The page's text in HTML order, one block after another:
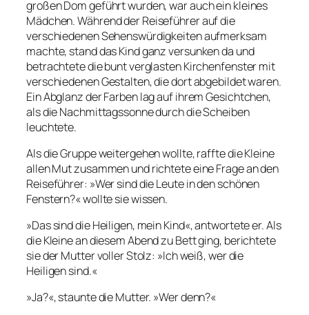
großen Dom geführt wurden, war auch ein kleines
Mädchen. Während der Reiseführer auf die
verschiedenen Sehenswürdigkeiten aufmerksam
machte, stand das Kind ganz versunken da und
betrachtete die bunt verglasten Kirchenfenster mit
verschiedenen Gestalten, die dort abgebildet waren.
Ein Abglanz der Farben lag auf ihrem Gesichtchen,
als die Nachmittagssonne durch die Scheiben
leuchtete.
Als die Gruppe weitergehen wollte, raffte die Kleine
allen Mut zusammen und richtete eine Frage an den
Reiseführer: »Wer sind die Leute in den schönen
Fenstern?« wollte sie wissen.
»Das sind die Heiligen, mein Kind«, antwortete er. Als
die Kleine an diesem Abend zu Bett ging, berichtete
sie der Mutter voller Stolz: »Ich weiß, wer die
Heiligen sind.«
»Ja?«, staunte die Mutter. »Wer denn?«